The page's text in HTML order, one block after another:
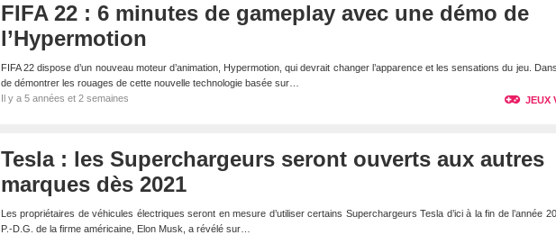
FIFA 22 : 6 minutes de gameplay avec une démo de
l’Hypermotion
FIFA 22 dispose d’un nouveau moteur d’animation, Hypermotion, qui devrait changer l’apparence et les sensations du jeu.
de démontrer les rouages de cette nouvelle technologie basée sur…
Il y a 5 années et 2 semaines
JEUX
Tesla : les Superchargeurs seront ouverts aux autres
marques dès 2021
Les propriétaires de véhicules électriques seront en mesure d’utiliser certains Superchargeurs Tesla d’ici à la fin de l’année
P.-D.G. de la firme américaine, Elon Musk, a révélé sur…